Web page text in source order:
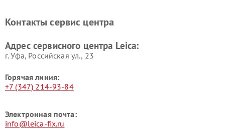
Контакты сервис центра
Адрес сервисного центра Leica:
г. Уфа, Российская ул., 23
Горячая линия:
+7 (347) 214-93-84
Электронная почта:
info@leica-fix.ru